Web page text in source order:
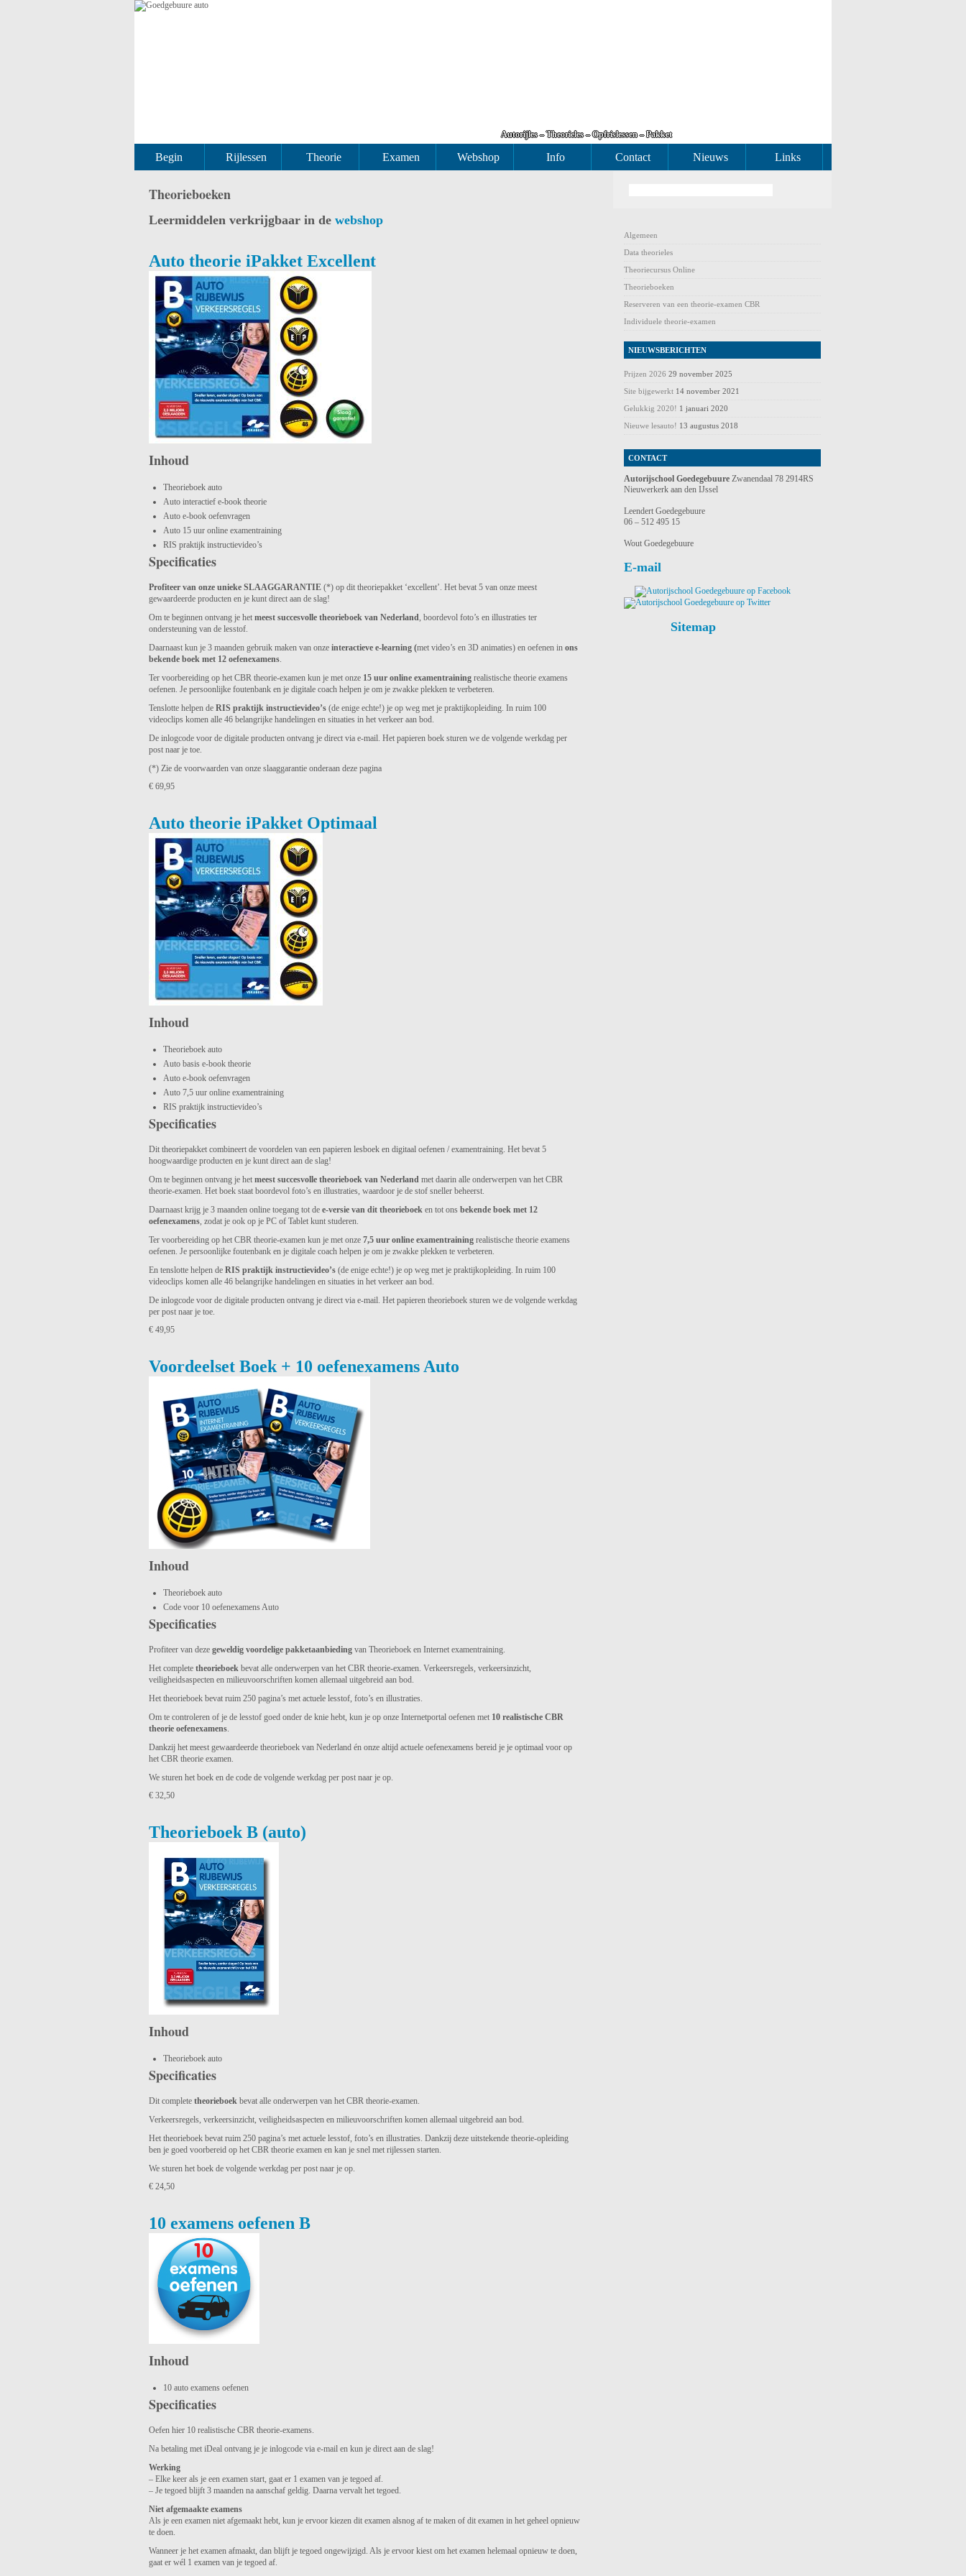
Autorijles – Theorieles – Opfrislessen – Pakket
Begin Rijlessen Theorie Examen Webshop Info Contact Nieuws Links
Theorieboeken
Leermiddelen verkrijgbaar in de webshop
Auto theorie iPakket Excellent
Inhoud
Theorieboek auto
Auto interactief e-book theorie
Auto e-book oefenvragen
Auto 15 uur online examentraining
RIS praktijk instructievideo’s
Specificaties
Profiteer van onze unieke SLAAGGARANTIE (*) op dit theoriepakket ‘excellent’. Het bevat 5 van onze meest
gewaardeerde producten en je kunt direct aan de slag!
Om te beginnen ontvang je het meest succesvolle theorieboek van Nederland, boordevol foto’s en illustraties ter
ondersteuning van de lesstof.
Daarnaast kun je 3 maanden gebruik maken van onze interactieve e-learning (met video’s en 3D animaties) en oefenen in ons
bekende boek met 12 oefenexamens.
Ter voorbereiding op het CBR theorie-examen kun je met onze 15 uur online examentraining realistische theorie examens
oefenen. Je persoonlijke foutenbank en je digitale coach helpen je om je zwakke plekken te verbeteren.
Tenslotte helpen de RIS praktijk instructievideo’s (de enige echte!) je op weg met je praktijkopleiding. In ruim 100
videoclips komen alle 46 belangrijke handelingen en situaties in het verkeer aan bod.
De inlogcode voor de digitale producten ontvang je direct via e-mail. Het papieren boek sturen we de volgende werkdag per
post naar je toe.
(*) Zie de voorwaarden van onze slaaggarantie onderaan deze pagina
€ 69,95
Auto theorie iPakket Optimaal
Inhoud
Theorieboek auto
Auto basis e-book theorie
Auto e-book oefenvragen
Auto 7,5 uur online examentraining
RIS praktijk instructievideo’s
Specificaties
Dit theoriepakket combineert de voordelen van een papieren lesboek en digitaal oefenen / examentraining. Het bevat 5
hoogwaardige producten en je kunt direct aan de slag!
Om te beginnen ontvang je het meest succesvolle theorieboek van Nederland met daarin alle onderwerpen van het CBR
theorie-examen. Het boek staat boordevol foto’s en illustraties, waardoor je de stof sneller beheerst.
Daarnaast krijg je 3 maanden online toegang tot de e-versie van dit theorieboek en tot ons bekende boek met 12
oefenexamens, zodat je ook op je PC of Tablet kunt studeren.
Ter voorbereiding op het CBR theorie-examen kun je met onze 7,5 uur online examentraining realistische theorie examens
oefenen. Je persoonlijke foutenbank en je digitale coach helpen je om je zwakke plekken te verbeteren.
En tenslotte helpen de RIS praktijk instructievideo’s (de enige echte!) je op weg met je praktijkopleiding. In ruim 100
videoclips komen alle 46 belangrijke handelingen en situaties in het verkeer aan bod.
De inlogcode voor de digitale producten ontvang je direct via e-mail. Het papieren theorieboek sturen we de volgende werkdag
per post naar je toe.
€ 49,95
Voordeelset Boek + 10 oefenexamens Auto
Inhoud
Theorieboek auto
Code voor 10 oefenexamens Auto
Specificaties
Profiteer van deze geweldig voordelige pakketaanbieding van Theorieboek en Internet examentraining.
Het complete theorieboek bevat alle onderwerpen van het CBR theorie-examen. Verkeersregels, verkeersinzicht,
veiligheidsaspecten en milieuvoorschriften komen allemaal uitgebreid aan bod.
Het theorieboek bevat ruim 250 pagina’s met actuele lesstof, foto’s en illustraties.
Om te controleren of je de lesstof goed onder de knie hebt, kun je op onze Internetportal oefenen met 10 realistische CBR
theorie oefenexamens.
Dankzij het meest gewaardeerde theorieboek van Nederland én onze altijd actuele oefenexamens bereid je je optimaal voor op
het CBR theorie examen.
We sturen het boek en de code de volgende werkdag per post naar je op.
€ 32,50
Theorieboek B (auto)
Inhoud
Theorieboek auto
Specificaties
Dit complete theorieboek bevat alle onderwerpen van het CBR theorie-examen.
Verkeersregels, verkeersinzicht, veiligheidsaspecten en milieuvoorschriften komen allemaal uitgebreid aan bod.
Het theorieboek bevat ruim 250 pagina’s met actuele lesstof, foto’s en illustraties. Dankzij deze uitstekende theorie-opleiding
ben je goed voorbereid op het CBR theorie examen en kan je snel met rijlessen starten.
We sturen het boek de volgende werkdag per post naar je op.
€ 24,50
10 examens oefenen B
Inhoud
10 auto examens oefenen
Specificaties
Oefen hier 10 realistische CBR theorie-examens.
Na betaling met iDeal ontvang je je inlogcode via e-mail en kun je direct aan de slag!
Werking
– Elke keer als je een examen start, gaat er 1 examen van je tegoed af.
– Je tegoed blijft 3 maanden na aanschaf geldig. Daarna vervalt het tegoed.
Niet afgemaakte examens
Als je een examen niet afgemaakt hebt, kun je ervoor kiezen dit examen alsnog af te maken of dit examen in het geheel opnieuw
te doen.
Wanneer je het examen afmaakt, dan blijft je tegoed ongewijzigd. Als je ervoor kiest om het examen helemaal opnieuw te doen,
gaat er wél 1 examen van je tegoed af.
Algemeen
Data theorieles
Theoriecursus Online
Theorieboeken
Reserveren van een theorie-examen CBR
Individuele theorie-examen
NIEUWSBERICHTEN
Prijzen 2026 29 november 2025
Site bijgewerkt 14 november 2021
Gelukkig 2020! 1 januari 2020
Nieuwe lesauto! 13 augustus 2018
CONTACT
Autorijschool Goedegebuure Zwanendaal 78 2914RS
Nieuwerkerk aan den IJssel
Leendert Goedegebuure
06 – 512 495 15
Wout Goedegebuure
E-mail
Sitemap